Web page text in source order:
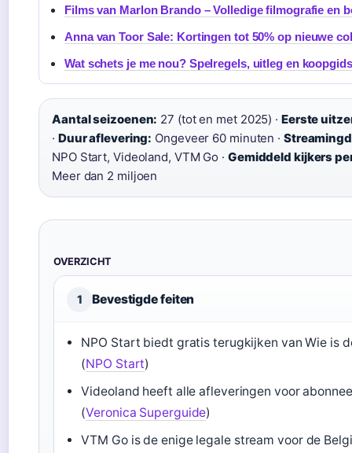
Films van Marlon Brando – Volledige filmografie en
Anna van Toor Sale: Kortingen tot 50% op nieuwe
Wat schets je me nou? Spelregels, uitleg en
Aantal seizoenen: 27 (tot en met 2025) · Eerste
· Duur aflevering: Ongeveer 60 minuten ·
NPO Start, Videoland, VTM Go · Gemiddeld kijkers
Meer dan 2 miljoen
OVERZICHT
1 Bevestigde feiten
NPO Start biedt gratis terugkijken van Wie is
(NPO Start)
Videoland heeft alle afleveringen voor
(Veronica Superguide)
VTM Go is de enige legale stream voor de